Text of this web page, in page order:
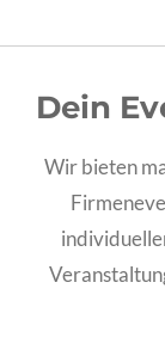
Dein
Wir bieten